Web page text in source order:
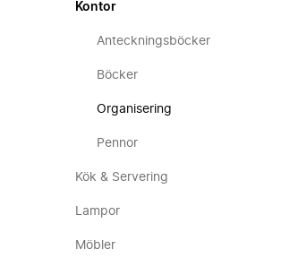
Kontor
Anteckningsböcker
Böcker
Organisering
Pennor
Kök & Servering
Lampor
Möbler